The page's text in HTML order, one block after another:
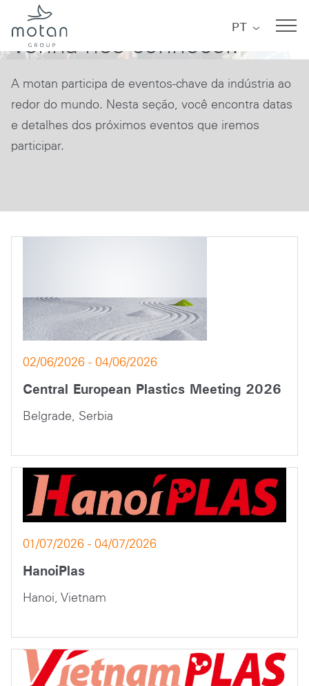
Skip to main navigation
Skip to main content
Skip to page footer
PT
Eventos
Venha nos conhecer.
A motan participa de eventos-chave da indústria ao
redor do mundo. Nesta seção, você encontra datas
e detalhes dos próximos eventos que iremos
participar.
Central European Plastics Meeting 2026
02/06/2026 - 04/06/2026
Belgrade, Serbia
HanoiPlas
01/07/2026 - 04/07/2026
Hanoi, Vietnam